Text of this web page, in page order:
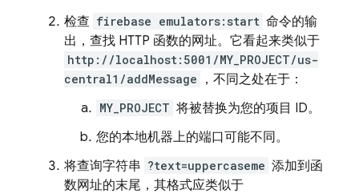
检查 firebase emulators:start 命令的输
出，查找 HTTP 函数的网址。它看起来类似于
http://localhost:5001/MY_PROJECT/us-
central1/addMessage
，不同之处在于：
MY_PROJECT 将被替换为您的项目 ID。
您的本地机器上的端口可能不同。
将查询字符串 ?text=uppercaseme 添加到函
数网址的末尾，其格式应类似于